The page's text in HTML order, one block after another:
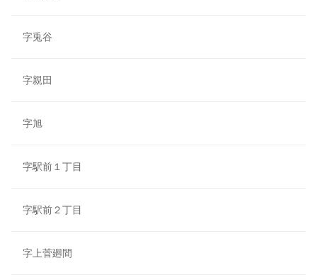
字兎谷
字親田
字旭
字駅前１丁目
字駅前２丁目
字上菅廻間